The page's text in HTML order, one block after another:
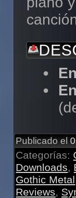
Publicado el
Categorías:
Downloads,
Gothic Metal
Reviews,